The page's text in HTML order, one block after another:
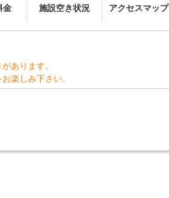
金 施設空き状況 アクセスマップ
あります。
楽しみ下さい。